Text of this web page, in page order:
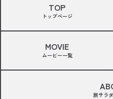
TOP
トップページ
MOVIE
ムービー一覧
旅サラ